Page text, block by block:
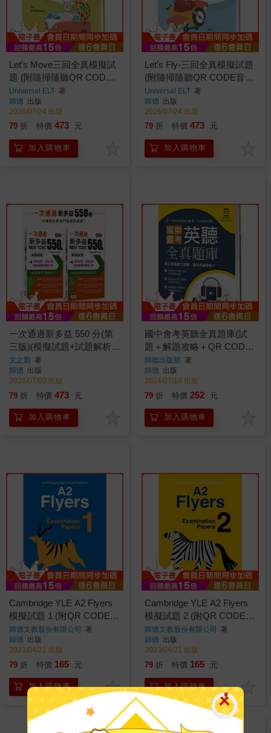
Let’s Move三回全真模擬試
題 (附隨掃隨聽QR CODE
音檔) (A1 Movers)
Universal ELT 著
師德 出版
2026/07/24 出版
79 折 特價 473 元
加入購物車
Let’s Fly-三回全真模擬試題
(附隨掃隨聽QR CODE音
檔) (A2 Flyers)
Universal ELT 著
師德 出版
2026/07/24 出版
79 折 特價 473 元
加入購物車
一次通過新多益 550 分(第
三版)(模擬試題+試題解析
+精選單字+QR CODE音檔
+防水書套)
文之勤 著
師德 出版
2026/07/03 出版
79 折 特價 473 元
加入購物車
國中會考英聽全真題庫(試
題＋解題攻略＋QR CODE
音檔)
師德出版部 著
師德 出版
2024/07/19 出版
79 折 特價 252 元
加入購物車
Cambridge YLE A2 Flyers
模擬試題 1 (附QR CODE隨
掃即聽)
師德文教股份有限公司
著
師德 出版
2023/04/21 出版
79 折 特價 165 元
加入購物車
Cambridge YLE A2 Flyers
模擬試題 2 (附QR CODE隨
掃即聽)
師德文教股份有限公司
著
師德 出版
2023/04/21 出版
79 折 特價 165 元
加入購物車